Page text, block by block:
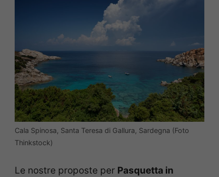
Cala Spinosa, Santa Teresa di Gallura, Sardegna (Foto
Thinkstock)
Le nostre proposte per Pasquetta in